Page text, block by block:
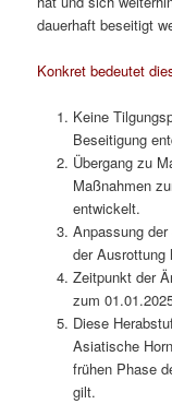
dauerhaft beseitigt
Konkret bedeutet
Keine
Beseitigung
Übergang zu
Maßnahmen
entwickelt.
Anpassung
der Ausrottung
Zeitpunkt der
zum
Diese
Asiatische
frühen Phase
gilt.